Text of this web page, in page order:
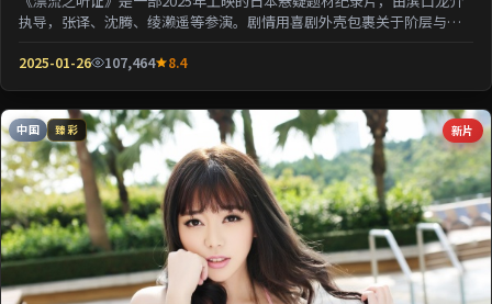
执导，张译、沈腾、绫濑遥等参演。剧情用喜剧外壳包裹关于阶层与选
2025-01-26 107,464 8.4
新片
中国 臻彩